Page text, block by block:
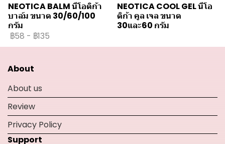
NEOTICA BALM นีโอติก้า
บาล์ม ขนาด 30/60/100
กรัม
฿58 - ฿135
NEOTICA COOL GEL นีโอ
ติก้า คูล เจล ขนาด
30และ60 กรัม
About
About us
Review
Privacy Policy
Support